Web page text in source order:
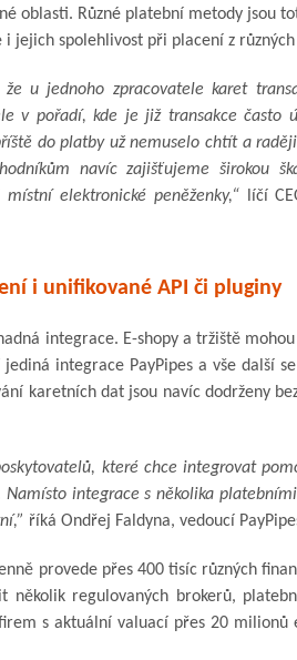
oblasti. Různé platební metody jsou
jejich spolehlivost při placení z
u jednoho zpracovatele karet
v pořadí, kde je již transakce často
do platby už nemuselo chtít a
navíc zajišťujeme širokou
elektronické peněženky,“ líčí
i unifikované API či pluginy
integrace. E-shopy a tržiště
integrace PayPipes a vše další
karetních dat jsou navíc dodrženy
které chce integrovat
integrace s několika
říká Ondřej Faldyna, vedoucí
provede přes 400 tisíc různých
několik regulovaných brokerů,
s aktuální valuací přes 20 milionů